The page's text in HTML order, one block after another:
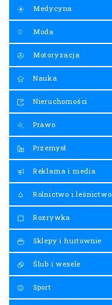
Medycyna
Moda
Motoryzacja
Nauka
Nieruchomości
Prawo
Przemysł
Reklama i media
Rolnictwo i leśnictwo
Rozrywka
Sklepy i hurtownie
Ślub i wesele
Sport